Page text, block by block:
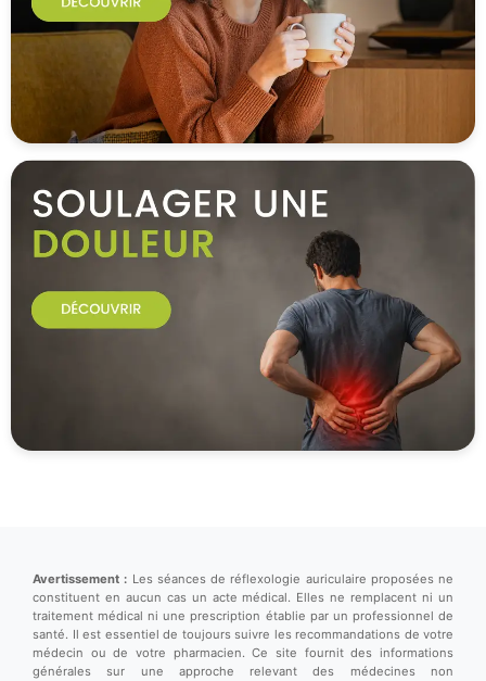
Avertissement : Les séances de réflexologie auriculaire proposées ne
constituent en aucun cas un acte médical. Elles ne remplacent ni un
traitement médical ni une prescription établie par un professionnel de
santé. Il est essentiel de toujours suivre les recommandations de votre
médecin ou de votre pharmacien. Ce site fournit des informations
générales sur une approche relevant des médecines non